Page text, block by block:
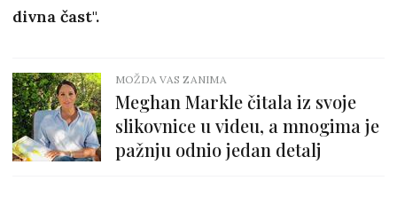
divna čast".
MOŽDA VAS ZANIMA
Meghan Markle čitala iz svoje
slikovnice u videu, a mnogima je
pažnju odnio jedan detalj